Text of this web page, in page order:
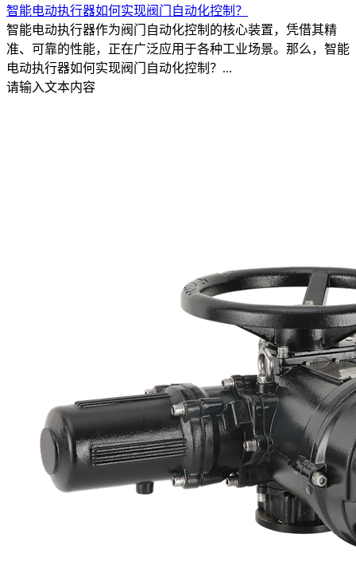
智能电动执行器如何实现阀门自动化控制？
智能电动执行器作为阀门自动化控制的核心装置，凭借其精
准、可靠的性能，正在广泛应用于各种工业场景。那么，智能
电动执行器如何实现阀门自动化控制？...
请输入文本内容